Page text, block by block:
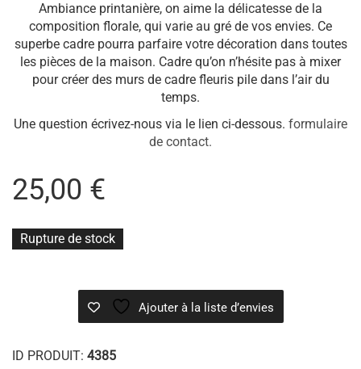
Ambiance printanière, on aime la délicatesse de la
composition florale, qui varie au gré de vos envies. Ce
superbe cadre pourra parfaire votre décoration dans toutes
les pièces de la maison. Cadre qu’on n’hésite pas à mixer
pour créer des murs de cadre fleuris pile dans l’air du
temps.
Une question écrivez-nous via le lien ci-dessous. formulaire
de contact.
25,00 €
Rupture de stock
Ajouter à la liste d’envies
ID PRODUIT: 4385